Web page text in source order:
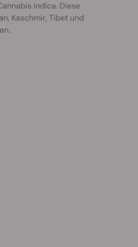
indica. Diese
Kaschmir, Tibet und